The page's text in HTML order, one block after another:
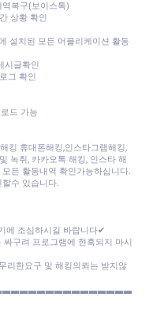
복구(보이스톡)
상황 확인
치된 모든 어플리케이션 활동
글확인
그 확인
드 가능
킹 휴대폰해킹,인스타그램해킹,
녹취, 카카오톡 해킹, 인스타 해
든 활동내역 확인가능하십니다.
수 있습니다.
에 조심하시길 바랍니다✔
구려 프로그램에 현혹되지 마시
리한요구 및 해킹의뢰는 받지않